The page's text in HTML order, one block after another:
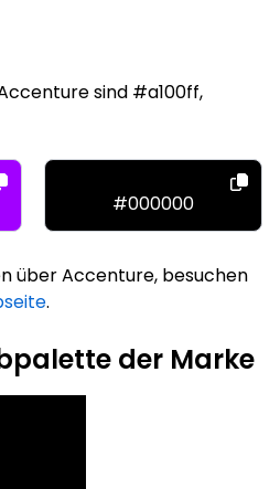
sind #a100ff,
#000000
über Accenture, besuchen
.
der Marke